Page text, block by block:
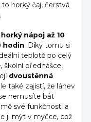
horký čaj, čerstvá
horký nápoj až 10
hodin. Díky tomu si
teplotě po celý
školní přednášce,
dvoustěnná
také zajistí, že láhev
nemusíte bát
své funkčnosti a
ji mýt v myčce, což